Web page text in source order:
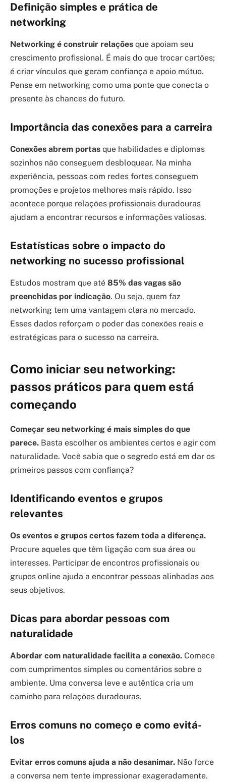
Definição simples e prática de
networking
Networking é construir relações que apoiam seu
crescimento profissional. É mais do que trocar cartões;
é criar vínculos que geram confiança e apoio mútuo.
Pense em networking como uma ponte que conecta o
presente às chances do futuro.
Importância das conexões para a carreira
Conexões abrem portas que habilidades e diplomas
sozinhos não conseguem desbloquear. Na minha
experiência, pessoas com redes fortes conseguem
promoções e projetos melhores mais rápido. Isso
acontece porque relações profissionais duradouras
ajudam a encontrar recursos e informações valiosas.
Estatísticas sobre o impacto do
networking no sucesso profissional
Estudos mostram que até 85% das vagas são
preenchidas por indicação. Ou seja, quem faz
networking tem uma vantagem clara no mercado.
Esses dados reforçam o poder das conexões reais e
estratégicas para o sucesso na carreira.
Como iniciar seu networking:
passos práticos para quem está
começando
Começar seu networking é mais simples do que
parece. Basta escolher os ambientes certos e agir com
naturalidade. Você sabia que o segredo está em dar os
primeiros passos com confiança?
Identificando eventos e grupos
relevantes
Os eventos e grupos certos fazem toda a diferença.
Procure aqueles que têm ligação com sua área ou
interesses. Participar de encontros profissionais ou
grupos online ajuda a encontrar pessoas alinhadas aos
seus objetivos.
Dicas para abordar pessoas com
naturalidade
Abordar com naturalidade facilita a conexão. Comece
com cumprimentos simples ou comentários sobre o
ambiente. Uma conversa leve e autêntica cria um
caminho para relações duradouras.
Erros comuns no começo e como evitá-
los
Evitar erros comuns ajuda a não desanimar. Não force
a conversa nem tente impressionar exageradamente.